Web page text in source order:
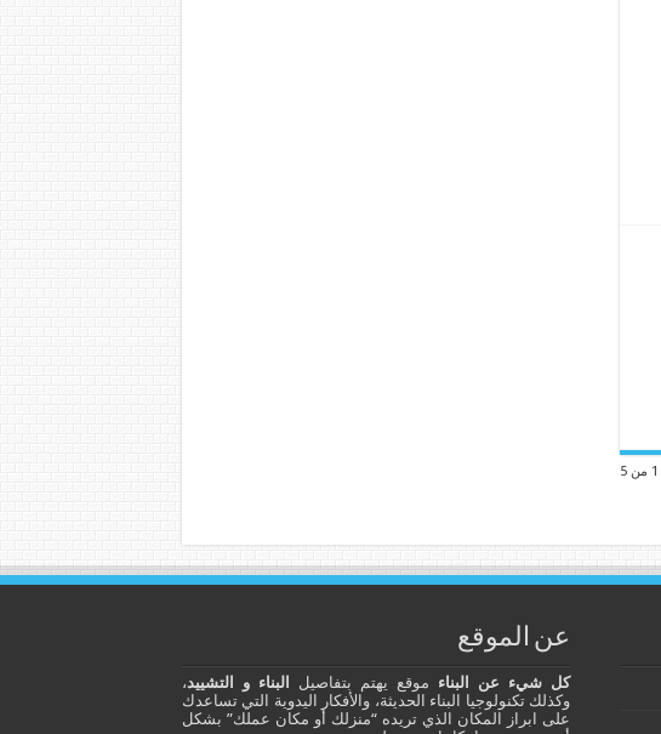
عن الموقع
كل شيء عن البناء موقع يهتم بتفاصيل البناء و التشييد،
وكذلك تكنولوجيا البناء الحديثة، والأفكار اليدوية التي تساعدك
على ابراز المكان الذي تريده “منزلك أو مكان عملك” بشكل